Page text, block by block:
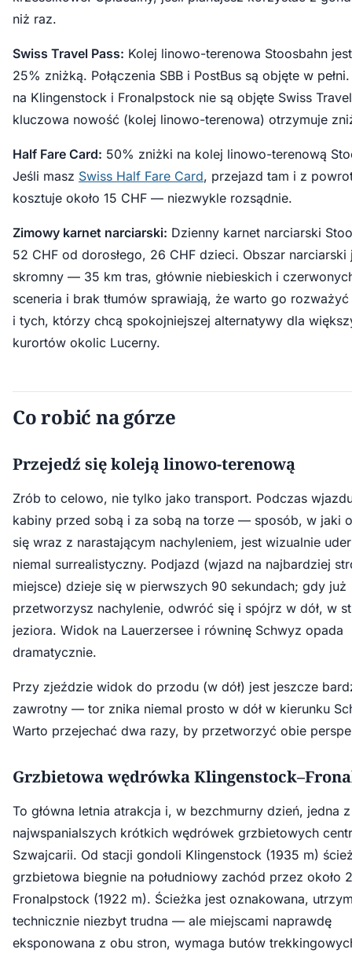
niż raz.
Swiss Travel Pass: Kolej linowo-terenowa Stoosbahn
25% zniżką. Połączenia SBB i PostBus są objęte w
na Klingenstock i Fronalpstock nie są objęte Swiss
kluczowa nowość (kolej linowo-terenowa) otrzymuje
Half Fare Card: 50% zniżki na kolej linowo-terenową
Jeśli masz Swiss Half Fare Card, przejazd tam i z
kosztuje około 15 CHF — niezwykle rozsądnie.
Zimowy karnet narciarski: Dzienny karnet narciarski
52 CHF od dorosłego, 26 CHF dzieci. Obszar narciarski
skromny — 35 km tras, głównie niebieskich i
sceneria i brak tłumów sprawiają, że warto go
i tych, którzy chcą spokojniejszej alternatywy dla
kurortów okolic Lucerny.
Co robić na górze
Przejedź się koleją linowo-terenową
Zrób to celowo, nie tylko jako transport. Podczas
kabiny przed sobą i za sobą na torze — sposób, w jaki
się wraz z narastającym nachyleniem, jest wizualnie
niemal surrealistyczny. Podjazd (wjazd na najbardziej
miejsce) dzieje się w pierwszych 90 sekundach; gdy już
przetworzysz nachylenie, odwróć się i spójrz w dół, w
jeziora. Widok na Lauerzersee i równinę Schwyz opada
dramatycznie.
Przy zjeździe widok do przodu (w dół) jest jeszcze
zawrotny — tor znika niemal prosto w dół w kierunku
Warto przejechać dwa razy, by przetworzyć obie
Grzbietowa wędrówka
To główna letnia atrakcja i, w bezchmurny dzień, jedna z
najwspanialszych krótkich wędrówek grzbietowych
Szwajcarii. Od stacji gondoli Klingenstock (1935 m)
grzbietowa biegnie na południowy zachód przez około
Fronalpstock (1922 m). Ścieżka jest oznakowana,
technicznie niezbyt trudna — ale miejscami naprawdę
eksponowana z obu stron, wymaga butów